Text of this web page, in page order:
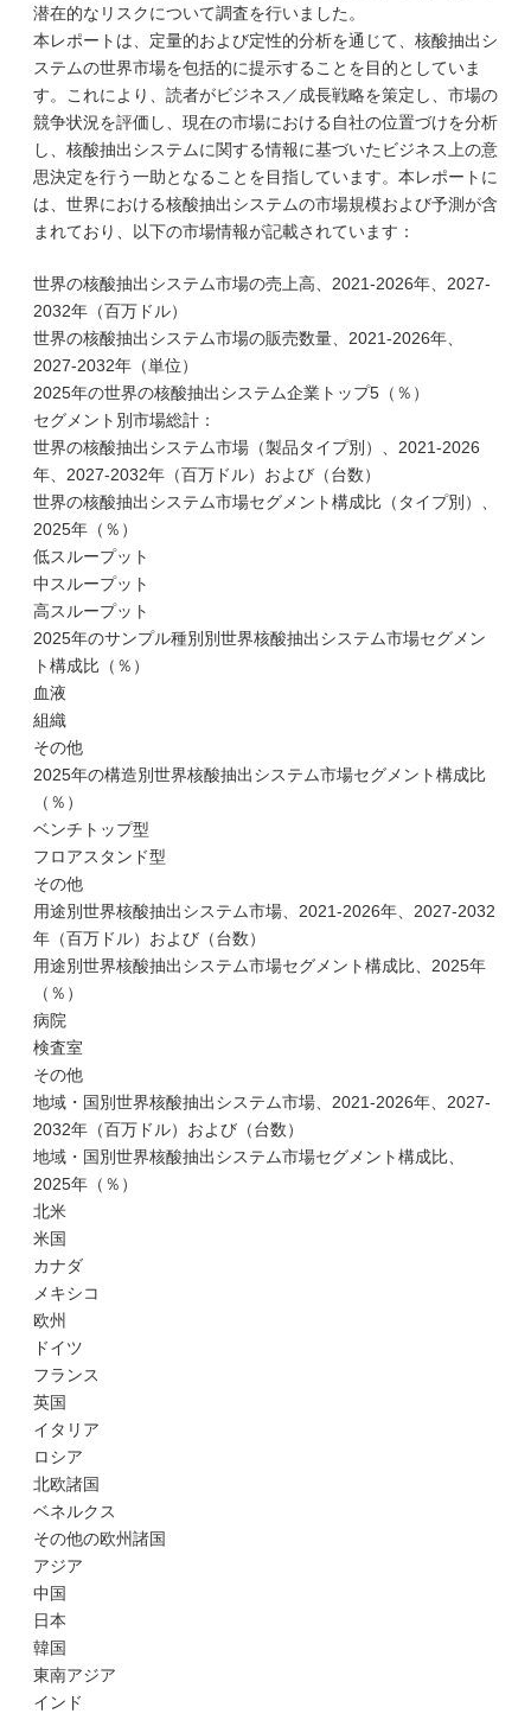
潜在的なリスクについて調査を行いました。
本レポートは、定量的および定性的分析を通じて、核酸抽出シ
ステムの世界市場を包括的に提示することを目的としていま
す。これにより、読者がビジネス／成長戦略を策定し、市場の
競争状況を評価し、現在の市場における自社の位置づけを分析
し、核酸抽出システムに関する情報に基づいたビジネス上の意
思決定を行う一助となることを目指しています。本レポートに
は、世界における核酸抽出システムの市場規模および予測が含
まれており、以下の市場情報が記載されています：
世界の核酸抽出システム市場の売上高、2021-2026年、2027-
2032年（百万ドル）
世界の核酸抽出システム市場の販売数量、2021-2026年、
2027-2032年（単位）
2025年の世界の核酸抽出システム企業トップ5（％）
セグメント別市場総計：
世界の核酸抽出システム市場（製品タイプ別）、2021-2026
年、2027-2032年（百万ドル）および（台数）
世界の核酸抽出システム市場セグメント構成比（タイプ別）、
2025年（％）
低スループット
中スループット
高スループット
2025年のサンプル種別別世界核酸抽出システム市場セグメン
ト構成比（％）
血液
組織
その他
2025年の構造別世界核酸抽出システム市場セグメント構成比
（％）
ベンチトップ型
フロアスタンド型
その他
用途別世界核酸抽出システム市場、2021-2026年、2027-2032
年（百万ドル）および（台数）
用途別世界核酸抽出システム市場セグメント構成比、2025年
（％）
病院
検査室
その他
地域・国別世界核酸抽出システム市場、2021-2026年、2027-
2032年（百万ドル）および（台数）
地域・国別世界核酸抽出システム市場セグメント構成比、
2025年（％）
北米
米国
カナダ
メキシコ
欧州
ドイツ
フランス
英国
イタリア
ロシア
北欧諸国
ベネルクス
その他の欧州諸国
アジア
中国
日本
韓国
東南アジア
インド